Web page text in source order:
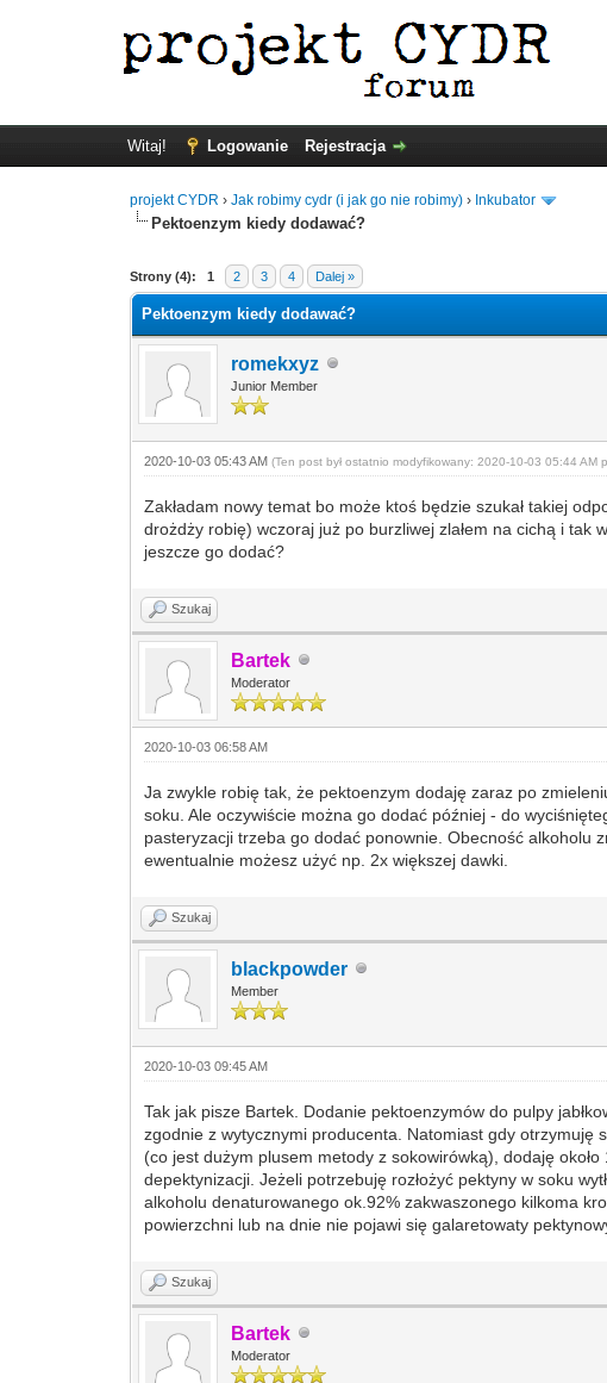
Witaj! Logowanie Rejestracja
projekt CYDR ›Jak robimy cydr (i jak go nie robimy) › Inkubator
Pektoenzym kiedy dodawać?
Strony (4): 1 2 3 4 Dalej »
Pektoenzym kiedy dodawać?
romekxyz
Junior Member
2020-10-03 05:43 AM(Ten post był ostatnio modyfikowany: 2020-10-03 05:44 AM
Zakładam nowy temat bo może ktoś będzie szukał takiej
drożdży robię) wczoraj już po burzliwej zlałem na cichą i tak
jeszcze go dodać?
Szukaj
Bartek
Moderator
2020-10-03 06:58 AM
Ja zwykle robię tak, że pektoenzym dodaję zaraz po
soku. Ale oczywiście można go dodać później - do
pasteryzacji trzeba go dodać ponownie. Obecność alkoholu
ewentualnie możesz użyć np. 2x większej dawki.
Szukaj
blackpowder
Member
2020-10-03 09:45 AM
Tak jak pisze Bartek. Dodanie pektoenzymów do pulpy
zgodnie z wytycznymi producenta. Natomiast gdy otrzymuję
(co jest dużym plusem metody z sokowirówką), dodaję
depektynizacji. Jeżeli potrzebuję rozłożyć pektyny w soku
alkoholu denaturowanego ok.92% zakwaszonego kilkoma
powierzchni lub na dnie nie pojawi się galaretowaty
Szukaj
Bartek
Moderator